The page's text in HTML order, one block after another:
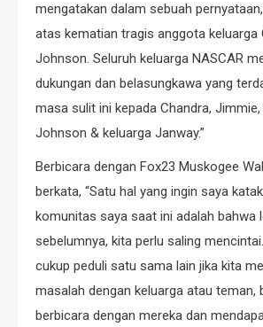
mengatakan dalam sebuah
atas kematian tragis anggota keluarga
Johnson. Seluruh keluarga NASCAR
dukungan dan belasungkawa yang
masa sulit ini kepada Chandra,
Johnson & keluarga Janway.”
Berbicara dengan Fox23 Muskogee
berkata, “Satu hal yang ingin saya
komunitas saya saat ini adalah bahwa
sebelumnya, kita perlu saling
cukup peduli satu sama lain jika kita
masalah dengan keluarga atau teman,
berbicara dengan mereka dan